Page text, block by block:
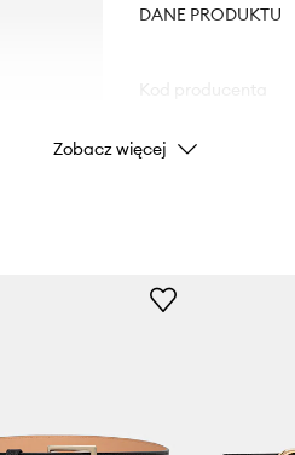
DANE PRODUKTU
Kolor
Producent
Zobacz więcej